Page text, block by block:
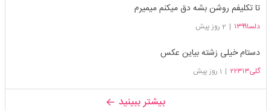
تا تکلیفم روشن بشه دق میکنم میمیرم
دلسا۱۳۹۹ | 2 روز پیش
دستام خیلی زشته بیاین عکس
گلی۲۲۳۱۳ | 1 روز پیش
بیشتر ببینید